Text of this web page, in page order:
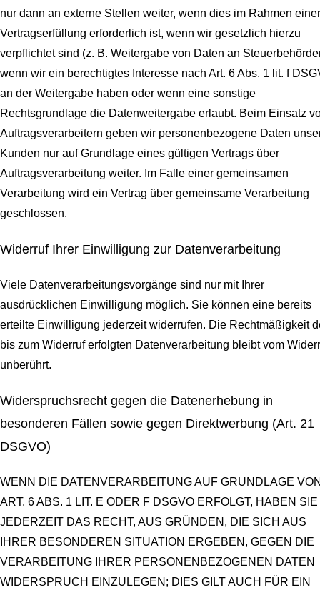
nur dann an externe Stellen weiter, wenn dies im Rahmen einer
Vertragserfüllung erforderlich ist, wenn wir gesetzlich hierzu
verpflichtet sind (z. B. Weitergabe von Daten an
wenn wir ein berechtigtes Interesse nach Art. 6 Abs. 1 lit. f
an der Weitergabe haben oder wenn eine sonstige
Rechtsgrundlage die Datenweitergabe erlaubt. Beim Einsatz
Auftragsverarbeitern geben wir personenbezogene Daten
Kunden nur auf Grundlage eines gültigen Vertrags über
Auftragsverarbeitung weiter. Im Falle einer gemeinsamen
Verarbeitung wird ein Vertrag über gemeinsame Verarbeitung
geschlossen.
Widerruf Ihrer Einwilligung zur Datenverarbeitung
Viele Datenverarbeitungsvorgänge sind nur mit Ihrer
ausdrücklichen Einwilligung möglich. Sie können eine bereits
erteilte Einwilligung jederzeit widerrufen. Die Rechtmäßigkeit
bis zum Widerruf erfolgten Datenverarbeitung bleibt vom
unberührt.
Widerspruchsrecht gegen die Datenerhebung in
besonderen Fällen sowie gegen Direktwerbung (Art. 21
DSGVO)
WENN DIE DATENVERARBEITUNG AUF GRUNDLAGE
ART. 6 ABS. 1 LIT. E ODER F DSGVO ERFOLGT, HABEN SIE
JEDERZEIT DAS RECHT, AUS GRÜNDEN, DIE SICH AUS
IHRER BESONDEREN SITUATION ERGEBEN, GEGEN DIE
VERARBEITUNG IHRER PERSONENBEZOGENEN DATEN
WIDERSPRUCH EINZULEGEN; DIES GILT AUCH FÜR EIN